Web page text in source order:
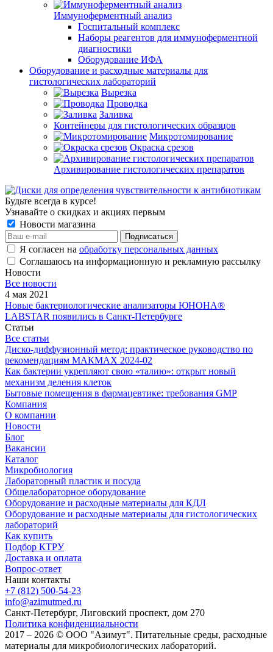
Иммуноферментный анализ
Госпитальный комплекс
Наборы реагентов для иммуноферментной
диагностики
Оборудование ИФА
Оборудование и расходные материалы для
гистологических лабораторий
Вырезка
Проводка
Заливка
Контейнеры для гистологических образцов
Микротомирование
Окраска срезов
Архивирование гистологических препаратов
Будьте всегда в курсе!
Узнавайте о скидках и акциях первым
Новости магазина
Я согласен на обработку персональных данных
Соглашаюсь на информационную и рекламную рассылку
Новости
Все новости
4 мая 2021
Новые бактериологические анализаторы ЮНОНА®
LABSTAR появились в Санкт-Петербурге
Статьи
Все статьи
Диско-диффузионный метод: практическое руководство по
рекомендациям МАКМАХ 2024-02
Как бактерии укрепляют свою «талию»: открыт новый
механизм деления клеток
Бытовые помещения в фармацевтике: требования GMP
Компания
О компании
Новости
Блог
Вакансии
Каталог
Микробиология
Лабораторный пластик и посуда
Общелабораторное оборудование
Оборудование и расходные материалы для КДЛ
Оборудование и расходные материалы для гистологических
лабораторий
Как купить
Подбор КТРУ
Доставка и оплата
Вопрос-ответ
Наши контакты
+7 (812) 500-54-23
info@azimutmed.ru
Санкт-Петербург, Лиговский проспект, дом 270
Политика конфиденциальности
2017 – 2026 © ООО "Азимут". Питательные среды, расходные
материалы для микробиологических лабораторий.